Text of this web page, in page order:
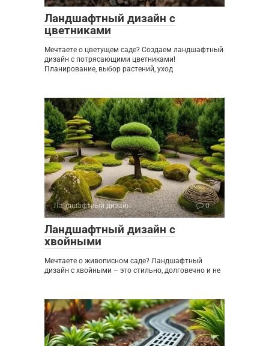
Ландшафтный дизайн с
цветниками
Мечтаете о цветущем саде? Создаем ландшафтный
дизайн с потрясающими цветниками!
Планирование, выбор растений, уход
Ландшафтный дизайн 0
Ландшафтный дизайн с
хвойными
Мечтаете о живописном саде? Ландшафтный
дизайн с хвойными – это стильно, долговечно и не